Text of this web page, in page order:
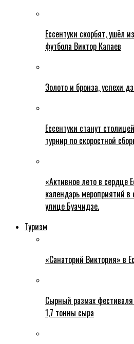
Ессентуки скорбят, ушёл
футбола Виктор Капаев
Золото и бронза, успехи
Ессентуки станут
турнир по скоростной
«Активное лето в сердце
календарь мероприятий в
улице Буачидзе.
Туризм
«Санаторий Виктория» в
Сырный размах
1,7 тонны сыра